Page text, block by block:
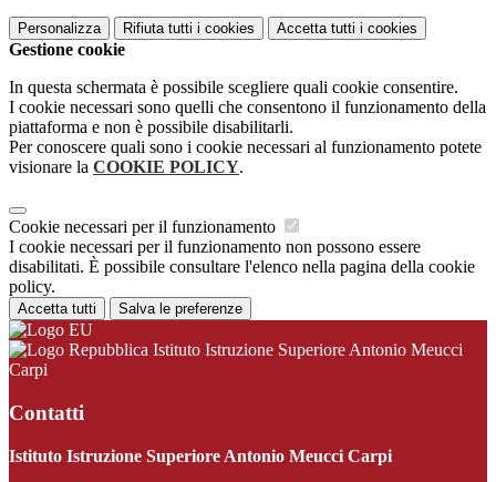
Personalizza Rifiuta tutti i cookies Accetta tutti i cookies
Gestione cookie
In questa schermata è possibile scegliere quali cookie consentire.
I cookie necessari sono quelli che consentono il funzionamento della
piattaforma e non è possibile disabilitarli.
Per conoscere quali sono i cookie necessari al funzionamento potete
visionare la COOKIE POLICY.
Cookie necessari per il funzionamento
I cookie necessari per il funzionamento non possono essere
disabilitati. È possibile consultare l'elenco nella pagina della cookie
policy.
Accetta tutti Salva le preferenze
Istituto Istruzione Superiore Antonio Meucci
Carpi
Contatti
Istituto Istruzione Superiore Antonio Meucci Carpi